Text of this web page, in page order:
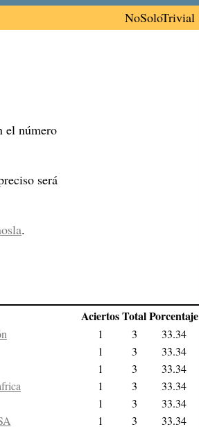
NoSoloTrivial
el número
será
.
AciertosTotalPorcentaje
1 3
33.34
1 3
33.34
1 3
33.34
1 3
33.34
1 3
33.34
1 3
33.34